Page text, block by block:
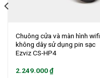
Chuông cửa và màn hình wifi
không dây sử dụng pin sạc
Ezviz CS-HP4
2.249.000₫